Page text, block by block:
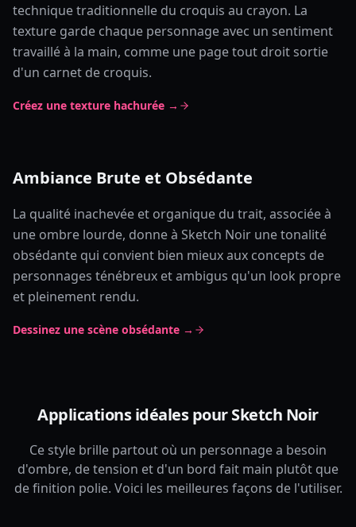
technique traditionnelle du croquis au crayon. La
texture garde chaque personnage avec un sentiment
travaillé à la main, comme une page tout droit sortie
d'un carnet de croquis.
Créez une texture hachurée →
Ambiance Brute et Obsédante
La qualité inachevée et organique du trait, associée à
une ombre lourde, donne à Sketch Noir une tonalité
obsédante qui convient bien mieux aux concepts de
personnages ténébreux et ambigus qu'un look propre
et pleinement rendu.
Dessinez une scène obsédante →
Applications idéales pour Sketch Noir
Ce style brille partout où un personnage a besoin
d'ombre, de tension et d'un bord fait main plutôt que
de finition polie. Voici les meilleures façons de l'utiliser.